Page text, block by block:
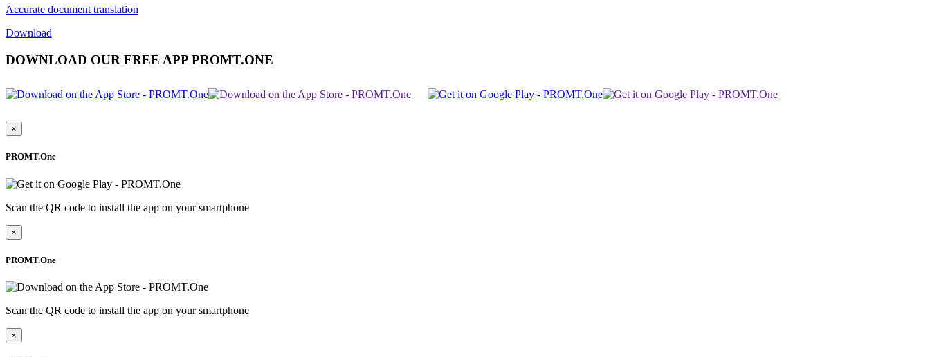
Accurate document translation
Download
DOWNLOAD OUR FREE APP PROMT.ONE
×
PROMT.One
Scan the QR code to install the app on your smartphone
×
PROMT.One
Scan the QR code to install the app on your smartphone
×